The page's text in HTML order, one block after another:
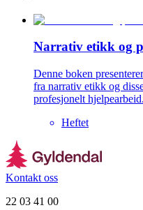
Narrativ etikk og
Denne boken
fra narrativ etikk og
profesjonelt hjelpearbeid.
Heftet
Kontakt oss
22 03 41 00